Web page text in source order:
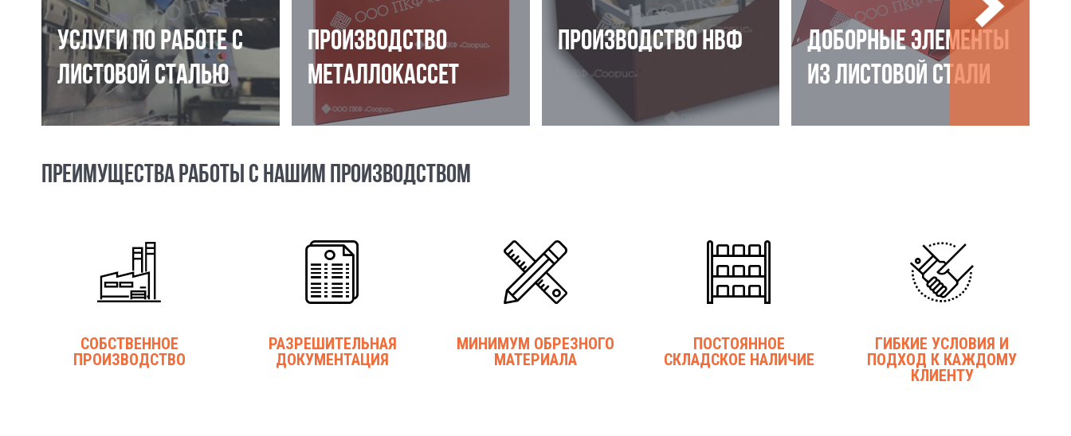
УСЛУГИ ПО РАБОТЕ С
ЛИСТОВОЙ СТАЛЬЮ
ПРОИЗВОДСТВО
МЕТАЛЛОКАССЕТ
ПРОИЗВОДСТВО НВФ
ДОБОРНЫЕ ЭЛЕМЕНТЫ
ИЗ ЛИСТОВОЙ СТАЛИ
ПРЕИМУЩЕСТВА РАБОТЫ С НАШИМ ПРОИЗВОДСТВОМ
СОБСТВЕННОЕ
ПРОИЗВОДСТВО
РАЗРЕШИТЕЛЬНАЯ
ДОКУМЕНТАЦИЯ
МИНИМУМ ОБРЕЗНОГО
МАТЕРИАЛА
ПОСТОЯННОЕ
СКЛАДСКОЕ НАЛИЧИЕ
ГИБКИЕ УСЛОВИЯ И
ПОДХОД К КАЖДОМУ
КЛИЕНТУ